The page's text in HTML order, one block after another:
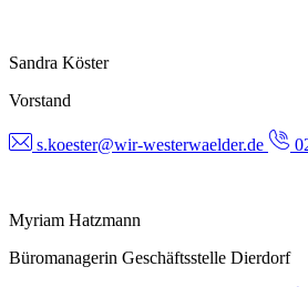
Sandra Köster
Vorstand
s.koester@wir-westerwaelder.de
Myriam Hatzmann
Büromanagerin Geschäftsstelle Dierdorf